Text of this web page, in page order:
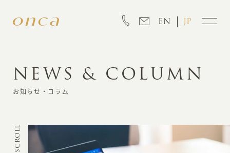
EN JP
INFORMATION
CREATION
NEWS & COLUMN
お知らせ・コラム
SCROLL